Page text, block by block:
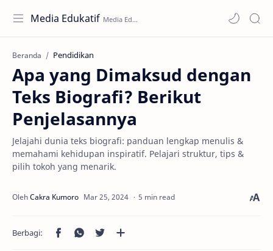
Media Edukatif
Beranda Pendidikan
Apa yang Dimaksud dengan
Teks Biografi? Berikut
Penjelasannya
Jelajahi dunia teks biografi: panduan lengkap menulis &
memahami kehidupan inspiratif. Pelajari struktur, tips &
pilih tokoh yang menarik.
5 min read